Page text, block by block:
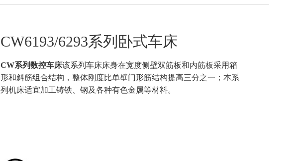
CW6193/6293系列卧式车床
CW系列数控车床该系列车床床身在宽度侧壁双筋板和内筋板采用箱
形和斜筋组合结构，整体刚度比单壁门形筋结构提高三分之一；本系
列机床适宜加工铸铁、钢及各种有色金属等材料。